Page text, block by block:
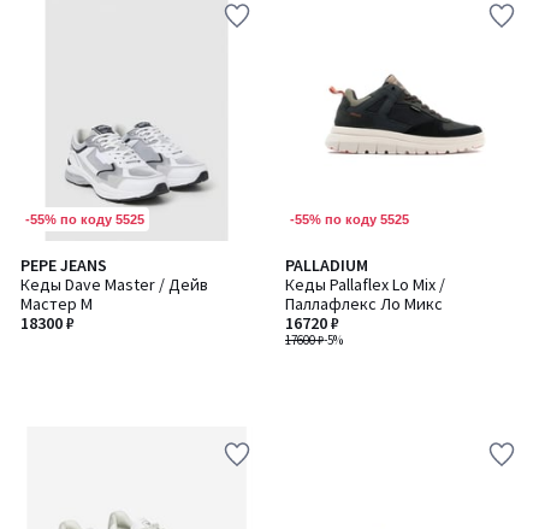
-55% по коду 5525
PEPE JEANS
Кеды Dave Master / Дейв
Мастер M
18300 ₽
-55% по коду 5525
PALLADIUM
Кеды Pallaflex Lo Mix /
Паллафлекс Ло Микс
17600 ₽-5%
16720 ₽